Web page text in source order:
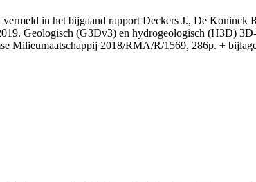
vermeld in het bijgaand rapport Deckers J., De
Geologisch (G3Dv3) en hydrogeologisch (H3D)
Milieumaatschappij 2018/RMA/R/1569, 286p. +